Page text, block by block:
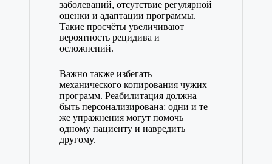
заболеваний, отсутствие регулярной
оценки и адаптации программы.
Такие просчёты увеличивают
вероятность рецидива и
осложнений.
Важно также избегать
механического копирования чужих
программ. Реабилитация должна
быть персонализирована: одни и те
же упражнения могут помочь
одному пациенту и навредить
другому.